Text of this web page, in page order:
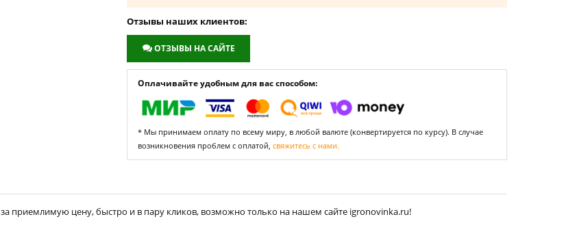
Отзывы наших клиентов:
ОТЗЫВЫ НА САЙТЕ
Оплачивайте удобным для вас способом:
* Мы принимаем оплату по всему миру, в любой валюте (конвертируется по курсу). В случае
возникновения проблем с оплатой, свяжитесь с нами.
за приемлимую цену, быстро и в пару кликов, возможно только на нашем сайте igronovinka.ru!